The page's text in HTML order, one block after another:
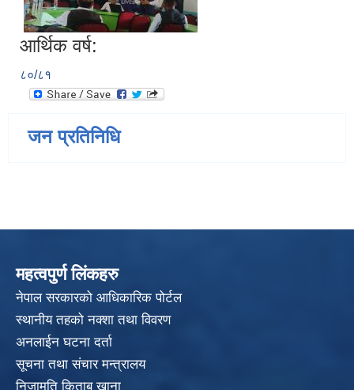
आर्थिक वर्ष:
८०/८१
जन प्रतिनिधि
महत्वपुर्ण लिंकहरु
नेपाल सरकारको आधिकारिक पोर्टल
स्थानीय तहको नक्शा तथा विवरण
अनलाईन घटना दर्ता
सूचना तथा संचार मन्त्रालय
निजामति किताब खाना